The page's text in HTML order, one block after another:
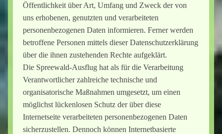
Öffentlichkeit über Art, Umfang und Zweck der von
uns erhobenen, genutzten und verarbeiteten
personenbezogenen Daten informieren. Ferner werden
betroffene Personen mittels dieser Datenschutzerklärung
über die ihnen zustehenden Rechte aufgeklärt.
Die Spreewald-Ausflug hat als für die Verarbeitung
Verantwortlicher zahlreiche technische und
organisatorische Maßnahmen umgesetzt, um einen
möglichst lückenlosen Schutz der über diese
Internetseite verarbeiteten personenbezogenen Daten
sicherzustellen. Dennoch können Internetbasierte